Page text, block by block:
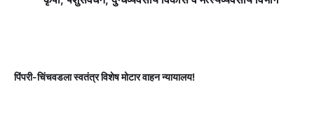
पिंपरी-चिंचवडला स्वतंत्र विशेष मोटार वाहन न्यायालय!